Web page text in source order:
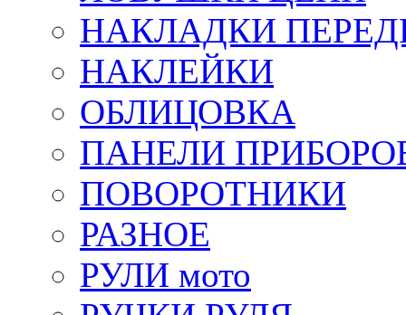
НАКЛАДКИ
НАКЛЕЙКИ
ОБЛИЦОВКА
ПАНЕЛИ
ПОВОРОТНИКИ
РАЗНОЕ
РУЛИ мото